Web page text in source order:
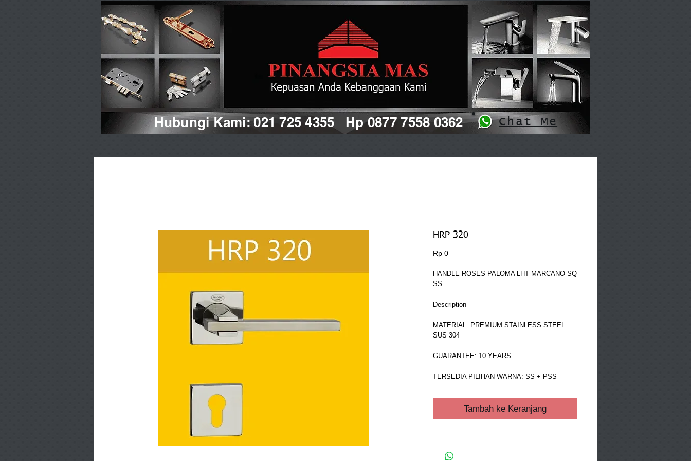
Hubungi Kami: 021 725 4355 Hp 0877 7558 0362 Chat Me
HRP 320
Rp 0Harga
HANDLE ROSES PALOMA LHT MARCANO SQ
SS
Description
MATERIAL: PREMIUM STAINLESS STEEL
SUS 304
GUARANTEE: 10 YEARS
TERSEDIA PILIHAN WARNA: SS + PSS
Tambah ke Keranjang